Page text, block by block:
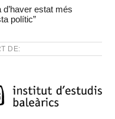
estat més
polític”
DE: